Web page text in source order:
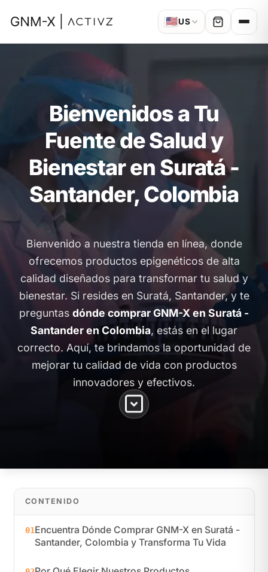
🇺🇸US
Bienvenidos a Tu
Fuente de Salud y
Bienestar en Suratá -
Santander, Colombia
Bienvenido a nuestra tienda en línea, donde
ofrecemos productos epigenéticos de alta
calidad diseñados para transformar tu salud y
bienestar. Si resides en Suratá, Santander, y te
preguntas dónde comprar GNM-X en Suratá -
Santander en Colombia, estás en el lugar
correcto. Aquí, te brindamos la oportunidad de
mejorar tu calidad de vida con productos
innovadores y efectivos.
CONTENIDO
01Encuentra Dónde Comprar GNM-X en Suratá -
Santander, Colombia y Transforma Tu Vida